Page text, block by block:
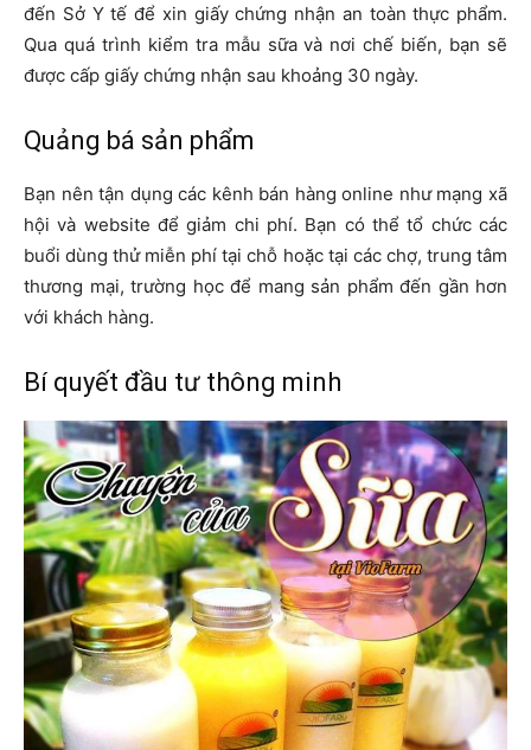
đến Sở Y tế để xin giấy chứng nhận an toàn thực phẩm.
Qua quá trình kiểm tra mẫu sữa và nơi chế biến, bạn sẽ
được cấp giấy chứng nhận sau khoảng 30 ngày.
Quảng bá sản phẩm
Bạn nên tận dụng các kênh bán hàng online như mạng xã
hội và website để giảm chi phí. Bạn có thể tổ chức các
buổi dùng thử miễn phí tại chỗ hoặc tại các chợ, trung tâm
thương mại, trường học để mang sản phẩm đến gần hơn
với khách hàng.
Bí quyết đầu tư thông minh